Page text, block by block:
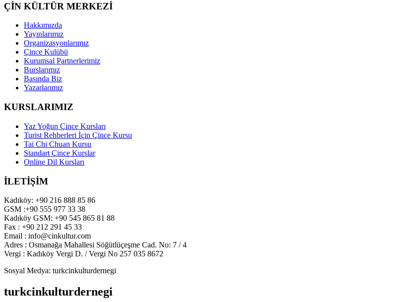
ÇİN KÜLTÜR MERKEZİ
Hakkımızda
Yayınlarımız
Organizasyonlarımız
Çince Kulübü
Kurumsal Partnerlerimiz
Burslarımız
Basında Biz
Yazarlarımız
KURSLARIMIZ
Yaz Yoğun Çince Kursları
Turist Rehberleri İçin Çince Kursu
Tai Chi Chuan Kursu
Standart Çince Kurslar
Online Dil Kursları
İLETİŞİM
Kadıköy: +90 216 888 85 86
GSM :+90 555 977 33 38
Kadıköy GSM: +90 545 865 81 88
Fax : +90 212 291 45 33
Email : info@cinkultur.com
Adres : Osmanağa Mahallesi Söğütlüçeşme Cad. No: 7 / 4
Vergi : Kadıköy Vergi D. / Vergi No 257 035 8672
Sosyal Medya: turkcinkulturdernegi
turkcinkulturdernegi